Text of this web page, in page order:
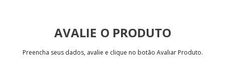
AVALIE
Preencha seus dados, avalie e clique no botão Avaliar Produto.